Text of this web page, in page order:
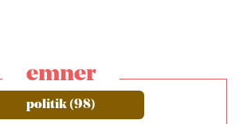
emner
politik (98)